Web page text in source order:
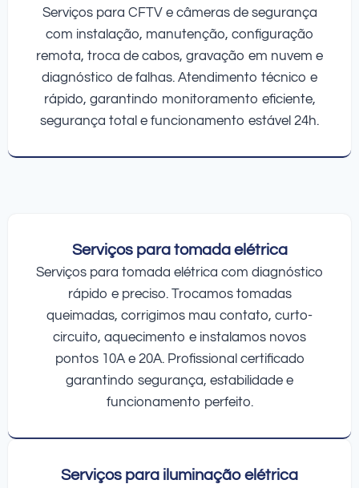
Serviços para CFTV e câmeras de segurança
com instalação, manutenção, configuração
remota, troca de cabos, gravação em nuvem e
diagnóstico de falhas. Atendimento técnico e
rápido, garantindo monitoramento eficiente,
segurança total e funcionamento estável 24h.
Serviços para tomada elétrica
Serviços para tomada elétrica com diagnóstico
rápido e preciso. Trocamos tomadas
queimadas, corrigimos mau contato, curto-
circuito, aquecimento e instalamos novos
pontos 10A e 20A. Profissional certificado
garantindo segurança, estabilidade e
funcionamento perfeito.
Serviços para iluminação elétrica